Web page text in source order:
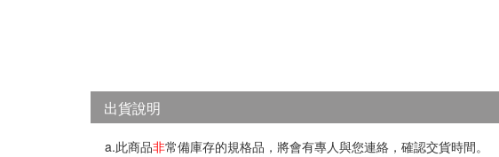
出貨說明
a.此商品非常備庫存的規格品，將會有專人與您連絡，確認交貨時間。